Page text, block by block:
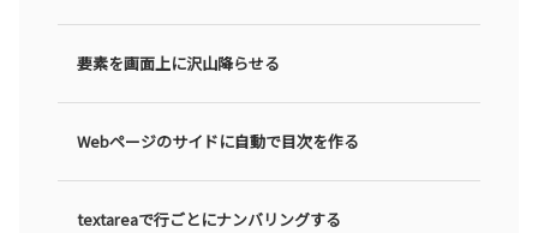
要素を画面上に沢山降らせる
Webページのサイドに自動で目次を作る
textareaで行ごとにナンバリングする